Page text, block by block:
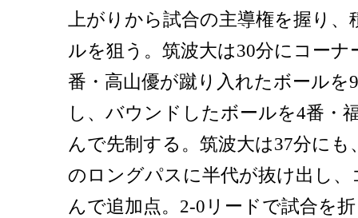
上がりから試合の主導権を握り、
ルを狙う。筑波大は30分にコーナ
番・高山優が蹴り入れたボールを
し、バウンドしたボールを4番・
んで先制する。筑波大は37分にも
のロングパスに半代が抜け出し
んで追加点。2-0リードで試合を